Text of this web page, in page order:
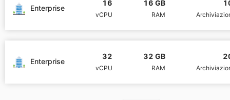
PostgreSQL
Enterprise
16
vCPU
16 GB
RAM
Enterprise
32
vCPU
32 GB
RAM